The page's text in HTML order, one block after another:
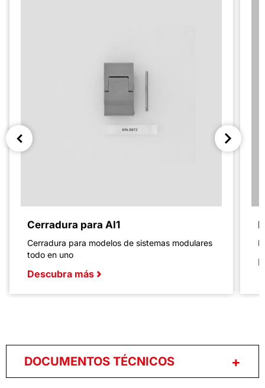
Cerradura para AI1
Cerradura para modelos de sistemas modulares
todo en uno
Descubra más
DOCUMENTOS TÉCNICOS